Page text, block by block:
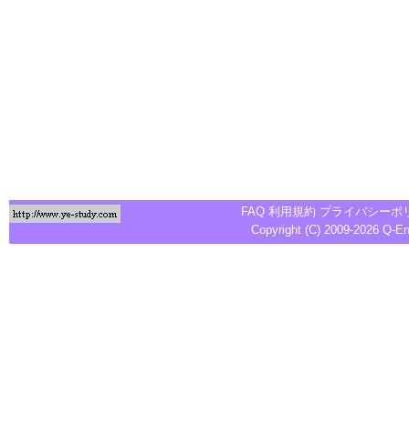
FAQ 利用規約 プライバシーポ
Copyright (C) 2009-2026 Q-